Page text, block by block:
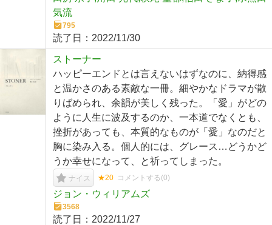
気流
795
読了日： 2022/11/30
ストーナー
ハッピーエンドとは言えないはずなのに、納得感
と温かさのある素敵な一冊。細やかなドラマが散
りばめられ、余韻が美しく残った。「愛」がどの
ように人生に波及するのか、一本道でなくとも、
挫折があっても、本質的なものが「愛」なのだと
胸に染み入る。個人的には、グレース…どうかど
うか幸せになって、と祈ってしまった。
ナイス ★20 コメントする(0)
ジョン・ウィリアムズ
3568
読了日： 2022/11/27